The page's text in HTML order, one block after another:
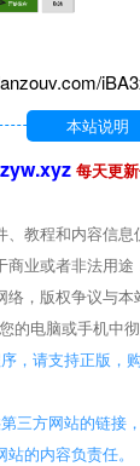
本站说明
每天更
、教程和内容信息
商业或者非法用
络，版权争议与
的电脑或手机中彻
，请支持正版，
三方网站的链接
的内容负责任。